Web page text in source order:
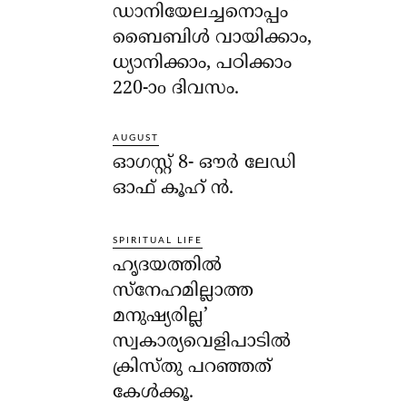
ഡാനിയേലച്ചനൊപ്പം
ബൈബിൾ വായിക്കാം,
ധ്യാനിക്കാം, പഠിക്കാം
220-ാo ദിവസം.
AUGUST
ഓഗസ്റ്റ് 8- ഔര്‍ ലേഡി
ഓഫ് കൂഹ് ന്‍.
SPIRITUAL LIFE
ഹൃദയത്തില്‍
സ്‌നേഹമില്ലാത്ത
മനുഷ്യരില്ല’
സ്വകാര്യവെളിപാടില്‍
ക്രിസ്തു പറഞ്ഞത്
കേള്‍ക്കൂ.